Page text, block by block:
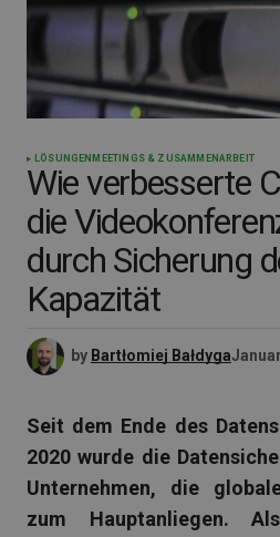
LÖSUNGEN MEETINGS & ZUSAMMENARBEIT
Wie verbesserte
die
durch Sicherung
Kapazität
by Bartłomiej Bałdyga
Seit dem Ende des
2020 wurde die
Unternehmen, die
zum Hauptanliegen.